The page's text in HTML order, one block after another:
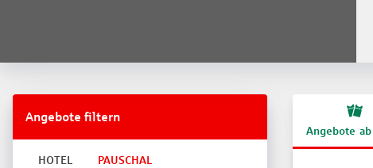
Angebote ab
Angebote filtern
HOTEL PAUSCHAL